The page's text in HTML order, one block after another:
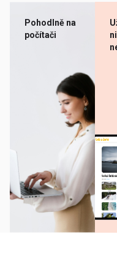
Pohodlně na
počítači